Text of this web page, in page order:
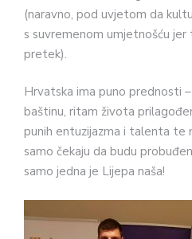
(naravno, pod uvjetom da
s suvremenom umjetnošću jer
pretek).
Hrvatska ima puno prednosti
baštinu, ritam života
punih entuzijazma i talenta te
samo čekaju da budu
samo jedna je Lijepa naša!